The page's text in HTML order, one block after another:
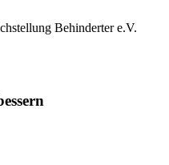
Behinderter e.V.